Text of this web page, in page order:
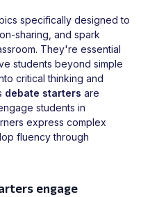
specifically designed to
sharing, and spark
They're essential
students beyond simple
critical thinking and
debate starters are
students in
express complex
fluency through
engage